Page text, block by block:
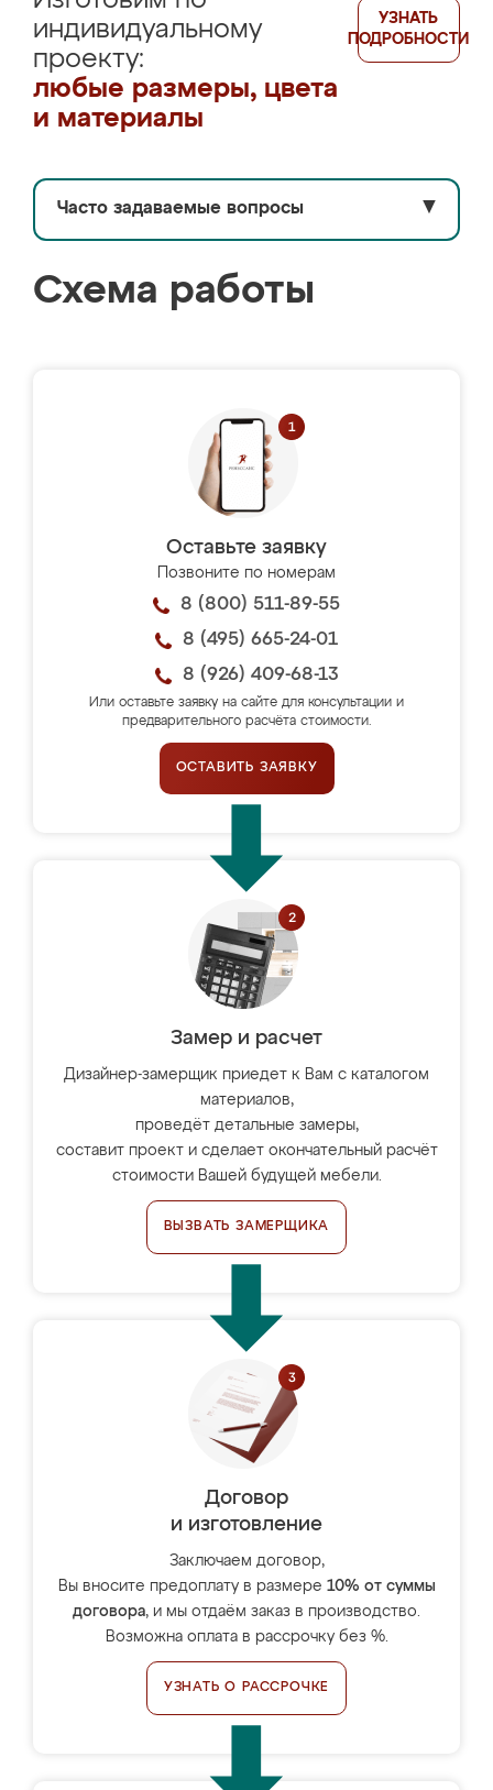
индивидуальному
проекту:
любые размеры, цвета
и материалы
УЗНАТЬ
ПОДРОБНОСТИ
Часто задаваемые вопросы ▼
Схема работы
Оставьте заявку
Позвоните по номерам
8 (800) 511-89-55
8 (495) 665-24-01
8 (926) 409-68-13
Или оставьте заявку на сайте для консультации и
предварительного расчёта стоимости.
ОСТАВИТЬ ЗАЯВКУ
Замер и расчет
Дизайнер-замерщик приедет к Вам с каталогом
материалов,
проведёт детальные замеры,
составит проект и сделает окончательный расчёт
стоимости Вашей будущей мебели.
ВЫЗВАТЬ ЗАМЕРЩИКА
Договор
и изготовление
Заключаем договор,
Вы вносите предоплату в размере 10% от суммы
договора, и мы отдаём заказ в производство.
Возможна оплата в рассрочку без %.
УЗНАТЬ О РАССРОЧКЕ